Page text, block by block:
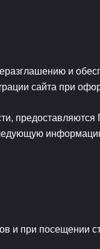
и
сайта при
предоставляются
и при посещении